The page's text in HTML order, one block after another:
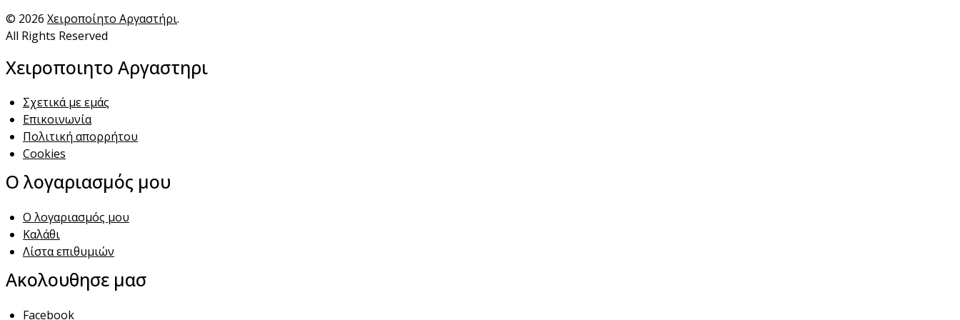
© 2026 Χειροποίητο Αργαστήρι.
All Rights Reserved
Χειροποιητο Αργαστηρι
Σχετικά με εμάς
Επικοινωνία
Πολιτική απορρήτου
Cookies
Ο λογαριασμός μου
Ο λογαριασμός μου
Καλάθι
Λίστα επιθυμιών
Ακολουθησε μασ
Facebook